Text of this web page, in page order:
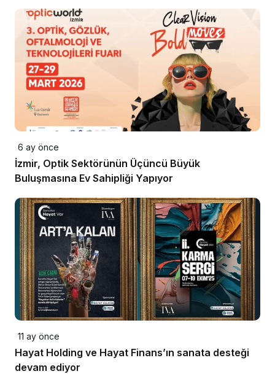
6 ay önce
İzmir, Optik Sektörünün Üçüncü Büyük
Buluşmasına Ev Sahipliği Yapıyor
11 ay önce
Hayat Holding ve Hayat Finans’ın sanata desteği
devam ediyor